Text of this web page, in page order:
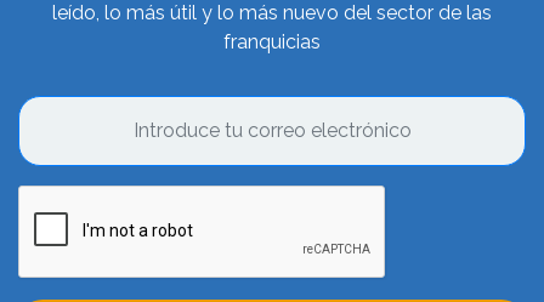
leído, lo más útil y lo más nuevo del sector de las
franquicias